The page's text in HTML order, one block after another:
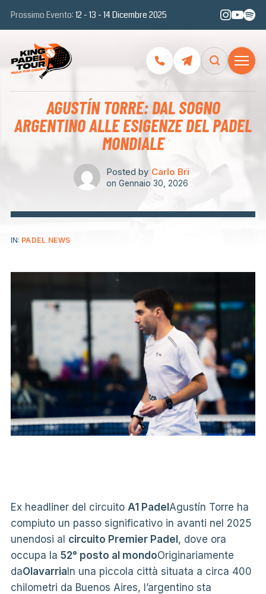
Prossimo Evento: 12 - 13 - 14 Dicembre 2025
AGUSTÍN TORRE: DAL SOGNO
ARGENTINO ALLE ESIGENZE DEL PADEL
MONDIALE
Posted by Carlo Bri
on Gennaio 30, 2026
IN: PADEL NEWS
Ex headliner del circuito A1 PadelAgustín Torre ha
compiuto un passo significativo in avanti nel 2025
unendosi al circuito Premier Padel, dove ora
occupa la 52° posto al mondoOriginariamente
daOlavarriaIn una piccola città situata a circa 400
chilometri da Buenos Aires, l’argentino sta